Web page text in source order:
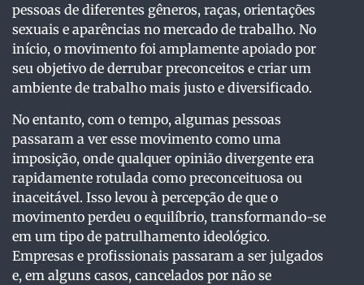
pessoas de diferentes gêneros, raças, orientações
sexuais e aparências no mercado de trabalho. No
início, o movimento foi amplamente apoiado por
seu objetivo de derrubar preconceitos e criar um
ambiente de trabalho mais justo e diversificado.
No entanto, com o tempo, algumas pessoas
passaram a ver esse movimento como uma
imposição, onde qualquer opinião divergente era
rapidamente rotulada como preconceituosa ou
inaceitável. Isso levou à percepção de que o
movimento perdeu o equilíbrio, transformando-se
em um tipo de patrulhamento ideológico.
Empresas e profissionais passaram a ser julgados
e, em alguns casos, cancelados por não se